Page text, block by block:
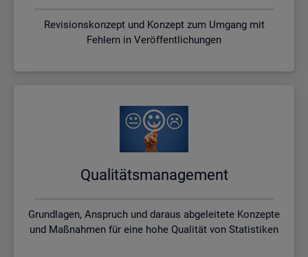
Revisionskonzept und Konzept zum Umgang mit
Fehlern in Veröffentlichungen
Qua­li­täts­ma­nage­ment
Grundlagen, Anspruch und daraus abgeleitete Konzepte
und Maßnahmen für eine hohe Qualität von Statistiken